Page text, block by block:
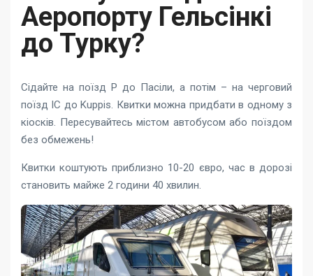
Аеропорту Гельсінкі
до Турку?
Сідайте на поїзд P до Пасіли, а потім – на черговий
поїзд IC до Kuppis. Квитки можна придбати в одному з
кіосків. Пересувайтесь містом автобусом або поїздом
без обмежень!
Квитки коштують приблизно 10-20 євро, час в дорозі
становить майже 2 години 40 хвилин.